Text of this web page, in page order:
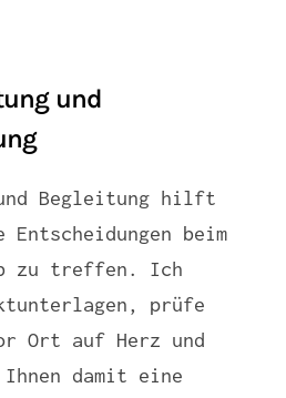
und
Begleitung hilft
beim
zu treffen. Ich
prüfe
Ort auf Herz und
Ihnen damit eine